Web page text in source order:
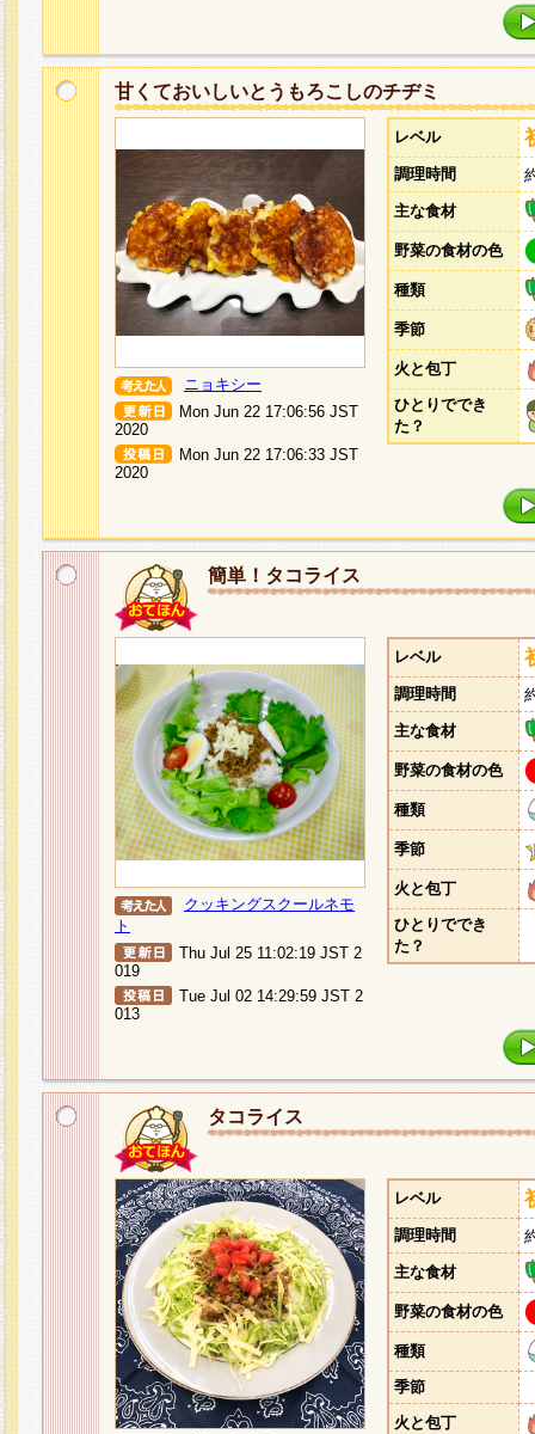
甘くておいしいとうもろこしのチヂミ
ニョキシー
Mon Jun 22 17:06:56 JST
2020
Mon Jun 22 17:06:33 JST
2020
レベル
調理時間
主な食材
野菜の食材の色
種類
季節
火と包丁
ひとりででき
た？
簡単！タコライス
クッキングスクールネモ
ト
Thu Jul 25 11:02:19 JST 2
019
Tue Jul 02 14:29:59 JST 2
013
レベル
調理時間
主な食材
野菜の食材の色
種類
季節
火と包丁
ひとりででき
た？
タコライス
レベル
調理時間
主な食材
野菜の食材の色
種類
季節
火と包丁